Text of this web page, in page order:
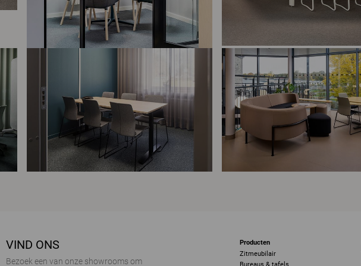
VIND ONS
Bezoek een van onze showrooms om
Producten
Zitmeubilair